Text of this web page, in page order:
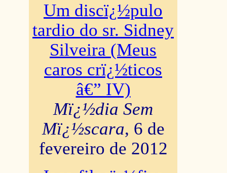
Um discï¿½pulo
tardio do sr. Sidney
Silveira (Meus
caros crï¿½ticos
â€” IV)
Mï¿½dia Sem
Mï¿½scara, 6 de
fevereiro de 2012